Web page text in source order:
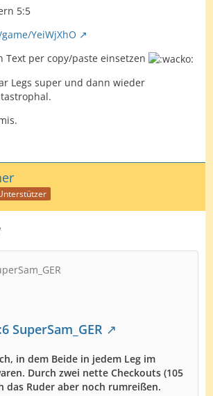
5:5
YeiWjXhO
Text per copy/paste einsetzen
Legs super und dann wieder
SuperSam_GER
in dem Beide in jedem Leg im
Durch zwei nette Checkouts (105
das Ruder aber noch rumreißen.